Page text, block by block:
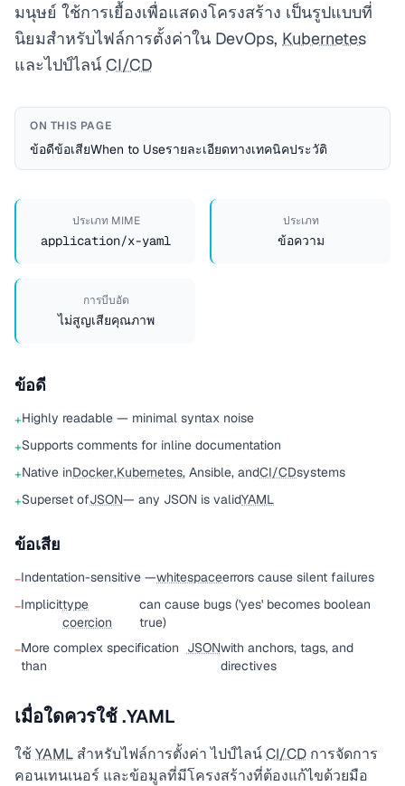
มนุษย์ ใช้การเยื้องเพื่อแสดงโครงสร้าง เป็นรูปแบบที่
นิยมสำหรับไฟล์การตั้งค่าใน DevOps, Kubernetes
และไปป์ไลน์ CI/CD
ON THIS PAGE
ข้อดีข้อเสียWhen to Useรายละเอียดทางเทคนิคประวัติ
ประเภท MIME
application/x-yaml
ประเภท
ข้อความ
การบีบอัด
ไม่สูญเสียคุณภาพ
ข้อดี
+Highly readable — minimal syntax noise
+Supports comments for inline documentation
+Native inDocker,Kubernetes, Ansible, andCI/CDsystems
+Superset ofJSON— any JSON is validYAML
ข้อเสีย
−Indentation-sensitive —whitespaceerrors cause silent failures
−Implicittype
coercion
can cause bugs ('yes' becomes boolean
true)
−More complex specification
than
JSONwith anchors, tags, and
directives
เมื่อใดควรใช้ .YAML
ใช้ YAML สำหรับไฟล์การตั้งค่า ไปป์ไลน์CI/CD การจัดการ
คอนเทนเนอร์ และข้อมูลที่มีโครงสร้างที่ต้องแก้ไขด้วยมือ